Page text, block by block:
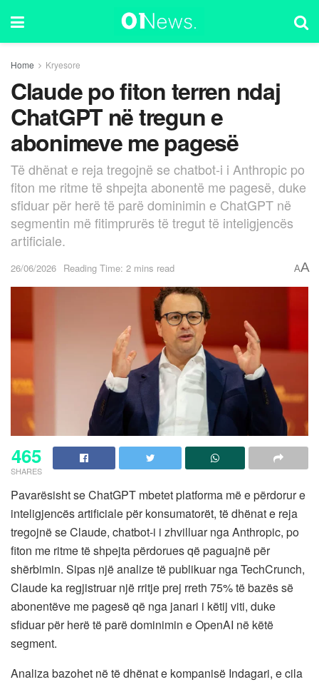
Home Kryesore
Claude po fiton terren ndaj
ChatGPT në tregun e
abonimeve me pagesë
Të dhënat e reja tregojnë se chatbot-i i Anthropic po
fiton me ritme të shpejta abonentë me pagesë, duke
sfiduar për herë të parë dominimin e ChatGPT në
segmentin më fitimprurës të tregut të inteligjencës
artificiale.
26/06/2026 Reading Time: 2 mins read AA
465
SHARES
Pavarësisht se ChatGPT mbetet platforma më e përdorur e
inteligjencës artificiale për konsumatorët, të dhënat e reja
tregojnë se Claude, chatbot-i i zhvilluar nga Anthropic, po
fiton me ritme të shpejta përdorues që paguajnë për
shërbimin. Sipas një analize të publikuar nga TechCrunch,
Claude ka regjistruar një rritje prej rreth 75% të bazës së
abonentëve me pagesë që nga janari i këtij viti, duke
sfiduar për herë të parë dominimin e OpenAI në këtë
segment.
Analiza bazohet në të dhënat e kompanisë Indagari, e cila